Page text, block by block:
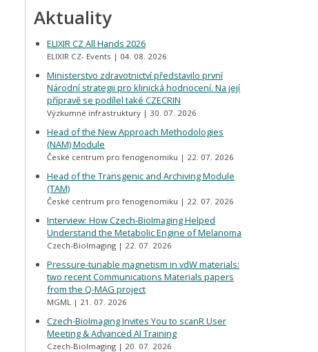
Aktuality
ELIXIR CZ All Hands 2026
ELIXIR CZ- Events 04. 08. 2026
Ministerstvo zdravotnictví představilo první
Národní strategii pro klinická hodnocení. Na její
přípravě se podílel také CZECRIN
Výzkumné infrastruktury 30. 07. 2026
Head of the New Approach Methodologies
(NAM) Module
České centrum pro fenogenomiku 22. 07. 2026
Head of the Transgenic and Archiving Module
(TAM)
České centrum pro fenogenomiku 22. 07. 2026
Interview: How Czech-BioImaging Helped
Understand the Metabolic Engine of Melanoma
Czech-BioImaging 22. 07. 2026
Pressure-tunable magnetism in vdW materials:
two recent Communications Materials papers
from the Q-MAG project
MGML 21. 07. 2026
Czech-BioImaging Invites You to scanR User
Meeting & Advanced AI Training
Czech-BioImaging 20. 07. 2026